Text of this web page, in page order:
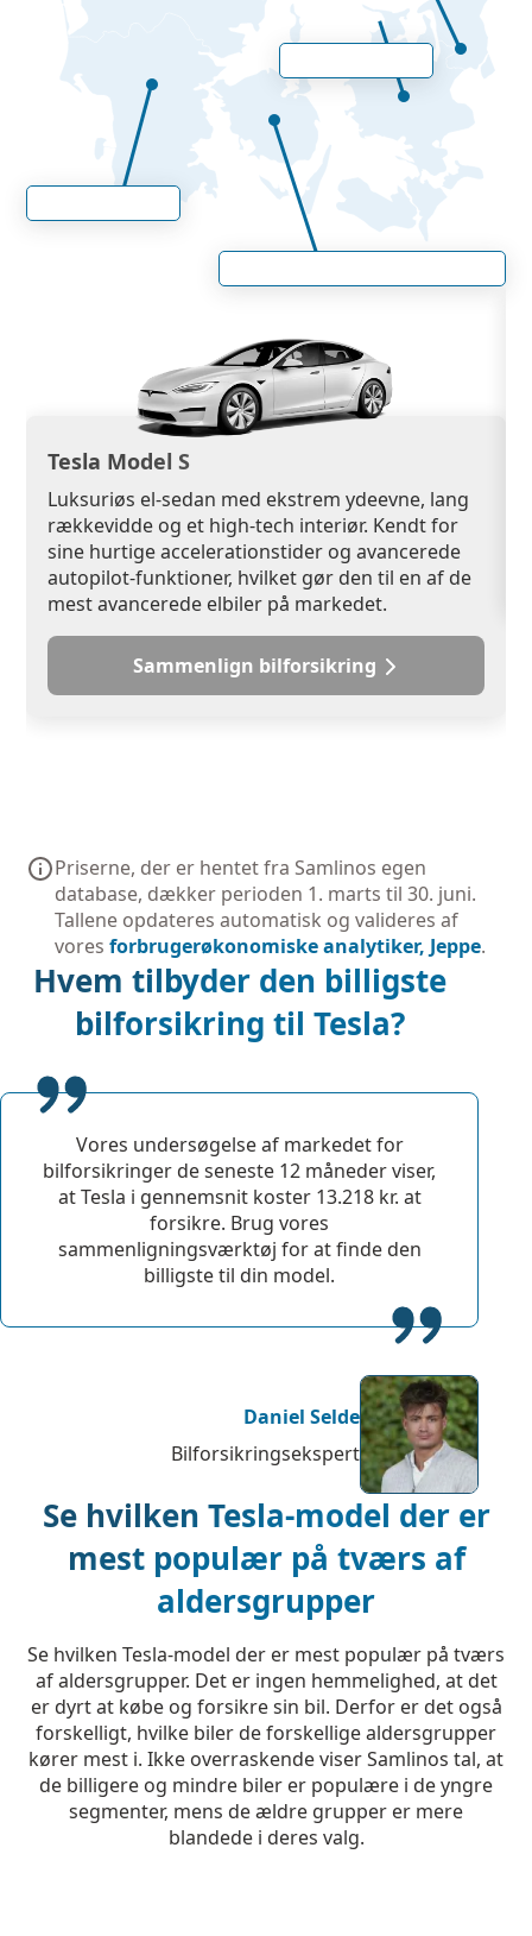
Tesla Model S
Luksuriøs el-sedan med ekstrem ydeevne, lang
rækkevidde og et high-tech interiør. Kendt for
sine hurtige accelerationstider og avancerede
autopilot-funktioner, hvilket gør den til en af de
mest avancerede elbiler på markedet.
Sammenlign bilforsikring
Priserne, der er hentet fra Samlinos egen
database, dækker perioden 1. marts til 30. juni.
Tallene opdateres automatisk og valideres af
voresforbrugerøkonomiske analytiker, Jeppe.
Hvem tilbyder den billigste
bilforsikring til Tesla?
Vores undersøgelse af markedet for
bilforsikringer de seneste 12 måneder viser,
at Tesla i gennemsnit koster 13.218 kr. at
forsikre. Brug vores
sammenligningsværktøj for at finde den
billigste til din model.
Daniel Selde
Bilforsikringsekspert
Se hvilken Tesla-model der er
mest populær på tværs af
aldersgrupper
Se hvilken Tesla-model der er mest populær på tværs
af aldersgrupper. Det er ingen hemmelighed, at det
er dyrt at købe og forsikre sin bil. Derfor er det også
forskelligt, hvilke biler de forskellige aldersgrupper
kører mest i. Ikke overraskende viser Samlinos tal, at
de billigere og mindre biler er populære i de yngre
segmenter, mens de ældre grupper er mere
blandede i deres valg.